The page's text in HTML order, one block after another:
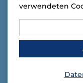
verwendeten